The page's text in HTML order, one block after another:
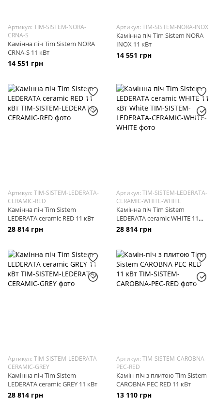
Артикул: TIM-SISTEM-NORA-
CRNA-S
Камінна піч Tim Sistem NORA
CRNA-S 11 кВт
14 551 грн
Артикул: TIM-SISTEM-NORA-INOX
Камінна піч Tim Sistem NORA
INOX 11 кВт
14 551 грн
Артикул: TIM-SISTEM-LEDERATA-
CERAMIC-RED
Камінна піч Tim Sistem
LEDERATA ceramic RED 11 кВт
28 814 грн
Артикул: TIM-SISTEM-LEDERATA-
CERAMIC-WHITE-WHITE
Камінна піч Tim Sistem
LEDERATA ceramic WHITE 11
кВт White
28 814 грн
Артикул: TIM-SISTEM-LEDERATA-
CERAMIC-GREY
Камінна піч Tim Sistem
LEDERATA ceramic GREY 11 кВт
28 814 грн
Артикул: TIM-SISTEM-CAROBNA-
PEC-RED
Камін-піч з плитою Tim Sistem
CAROBNA PEC RED 11 кВт
13 110 грн